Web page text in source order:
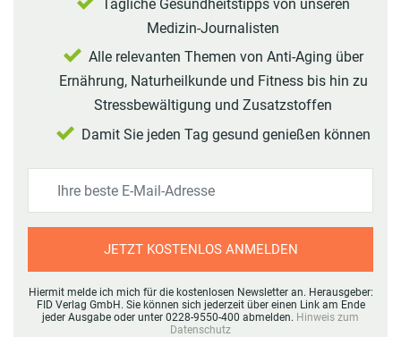
Medizin-Journalisten
Alle relevanten Themen von Anti-Aging über
Ernährung, Naturheilkunde und Fitness bis hin zu
Stressbewältigung und Zusatzstoffen
Damit Sie jeden Tag gesund genießen können
JETZT KOSTENLOS ANMELDEN
Hiermit melde ich mich für die kostenlosen Newsletter an. Herausgeber:
FID Verlag GmbH. Sie können sich jederzeit über einen Link am Ende
jeder Ausgabe oder unter 0228-9550-400 abmelden. Hinweis zum
Datenschutz